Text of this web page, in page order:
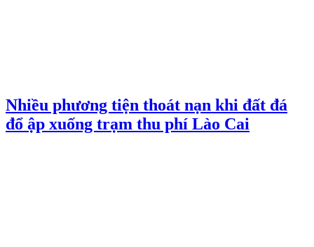
Nhiều phương tiện thoát nạn khi đất đá
đổ ập xuống trạm thu phí Lào Cai